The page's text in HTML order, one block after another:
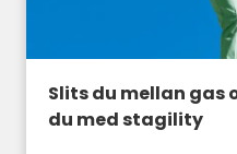
Slits du mellan gas
du med stagility